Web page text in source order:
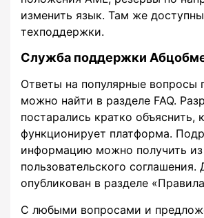
изменить язык. Там же
техподдержки.
Служба поддержки
Ответы на популярные вопросы
можно найти в разделе FAQ.
постарались кратко объяснить,
функционирует платформа.
информацию можно получить из
пользовательского соглашения.
опубликован в разделе
С любыми вопросами и